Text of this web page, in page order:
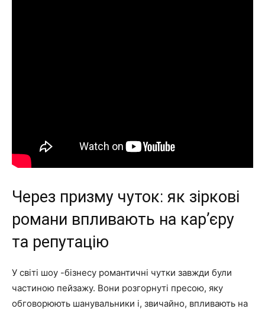
Через призму чуток: як зіркові
романи впливають на кар’єру
та репутацію
У світі шоу -бізнесу романтичні чутки завжди були
частиною пейзажу. Вони розгорнуті пресою, яку
обговорюють шанувальники і, звичайно, впливають на